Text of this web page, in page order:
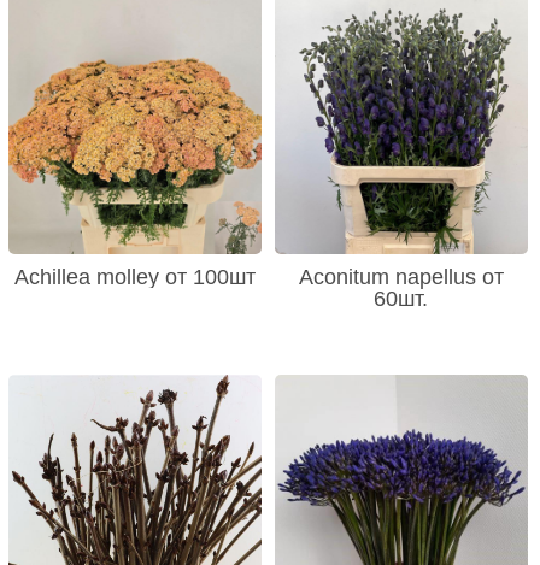
Achillea molley от 100шт
Aconitum napellus от
60шт.